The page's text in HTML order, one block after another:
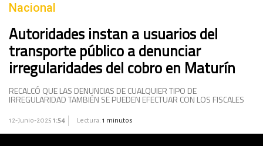
Nacional
Autoridades instan a usuarios del
transporte público a denunciar
irregularidades del cobro en Maturín
RECALCÓ QUE LAS DENUNCIAS DE CUALQUIER TIPO DE
IRREGULARIDAD TAMBIÉN SE PUEDEN EFECTUAR CON LOS FISCALES
12-Junio-2025 1:54 Lectura: 1 minutos